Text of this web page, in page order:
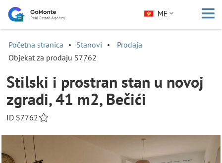
ME
Početna stranica Stanovi
Prodaja
Objekat za prodaju S7762
Stilski i prostran stan u novoj
zgradi, 41 m2, Bečići
ID S7762